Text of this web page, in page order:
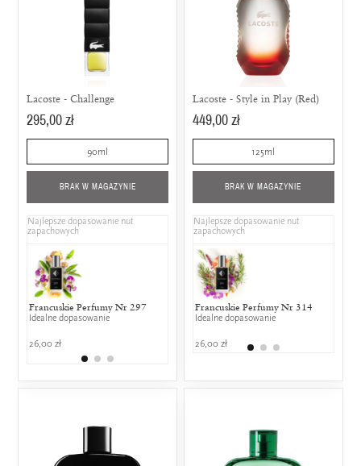
Lacoste - Challenge
295,00 zł
90ml
BRAK W MAGAZYNIE
Najlepsze dopasowanie nut
zapachowych
Francuskie Perfumy Nr 297
Idealne dopasowanie
26,00 zł
Gucci - Guilty pour Homme
25% wspólnych nut zapachowych
399,00 zł
Yves Saint
Lacoste - Style in Play (Red)
449,00 zł
125ml
BRAK W MAGAZYNIE
Najlepsze dopasowanie nut
zapachowych
Francuskie Perfumy Nr 314
Idealne dopasowanie
26,00 zł